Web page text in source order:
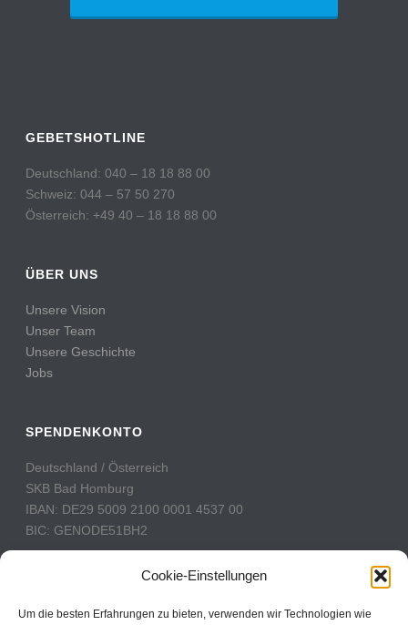
Cookie-Einstellungen
Um die besten Erfahrungen zu bieten, verwenden wir Technologien wie
GEBETSHOTLINE
Deutschland: 040 – 18 18 88 00
Schweiz: 044 – 57 50 270
Österreich: +49 40 – 18 18 88 00
ÜBER UNS
Unsere Vision
Unser Team
Unsere Geschichte
Jobs
SPENDENKONTO
Deutschland / Österreich
SKB Bad Homburg
IBAN: DE29 5009 2100 0001 4537 00
BIC: GENODE51BH2
Konto: 60-742493-7